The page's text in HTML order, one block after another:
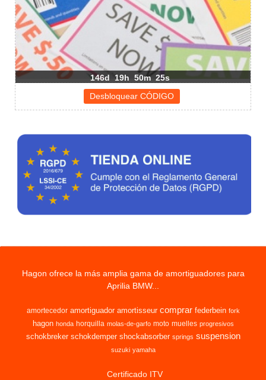
146d 19h 50m 24s
Hagon ofrece la más amplia gama de amortiguadores para
Aprilia BMW...
amortecedor amortiguador amortisseur comprar federbein fork
hagon honda horquilla molas-de-garfo moto muelles progresivos
schokbreker schokdemper shockabsorber springs suspension
suzuki yamaha
Certificado ITV